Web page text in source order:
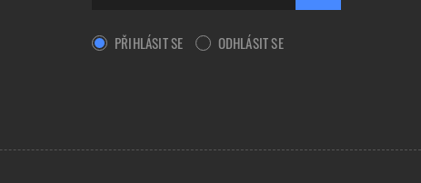
PŘIHLÁSIT SE ODHLÁSIT SE